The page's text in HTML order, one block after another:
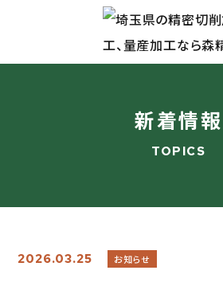
新着情報
TOPICS
2026.03.25 お知らせ